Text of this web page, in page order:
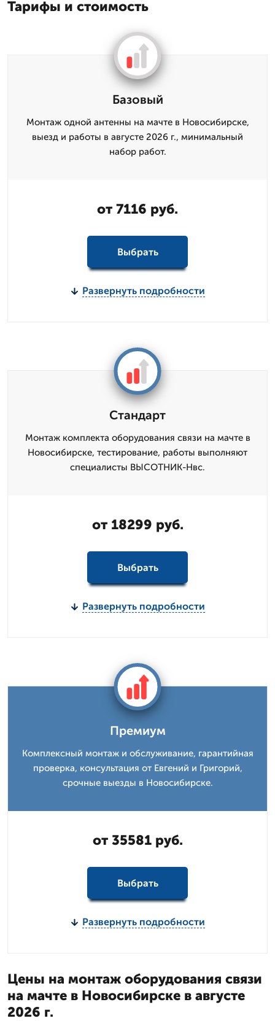
Тарифы и стоимость
Базовый
Монтаж одной антенны на мачте в Новосибирске,
выезд и работы в августе 2026 г., минимальный
набор работ.
от 7116 руб.
Выбрать
Развернуть подробности
Стандарт
Монтаж комплекта оборудования связи на мачте в
Новосибирске, тестирование, работы выполняют
специалисты ВЫСОТНИК-Нвс.
от 18299 руб.
Выбрать
Развернуть подробности
Премиум
Комплексный монтаж и обслуживание, гарантийная
проверка, консультация от Евгений и Григорий,
срочные выезды в Новосибирске.
от 35581 руб.
Выбрать
Развернуть подробности
Цены на монтаж оборудования связи
на мачте в Новосибирске в августе
2026 г.